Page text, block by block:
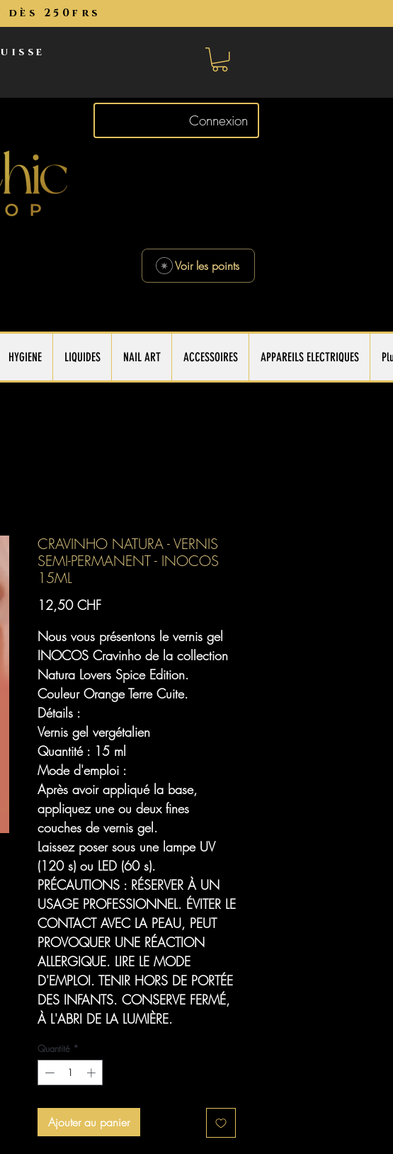
250frs
Connexion
Voir les points
HYGIENE LIQUIDES NAIL ART ACCESSOIRES APPAREILS ELECTRIQUES
CRAVINHO NATURA - VERNIS
SEMI-PERMANENT - INOCOS
15ML
12,50 CHFPrix
Nous vous présentons le vernis gel
INOCOS Cravinho de la collection
Natura Lovers Spice Edition.
Couleur Orange Terre Cuite.
Détails :
Vernis gel vergétalien
Quantité : 15 ml
Mode d'emploi :
Après avoir appliqué la base,
appliquez une ou deux fines
couches de vernis gel.
Laissez poser sous une lampe UV
(120 s) ou LED (60 s).
PRÉCAUTIONS : RÉSERVER À UN
USAGE PROFESSIONNEL. ÉVITER LE
CONTACT AVEC LA PEAU, PEUT
PROVOQUER UNE RÉACTION
ALLERGIQUE. LIRE LE MODE
D'EMPLOI. TENIR HORS DE PORTÉE
DES INFANTS. CONSERVE FERMÉ,
À L'ABRI DE LA LUMIÈRE.
Quantité *
Ajouter au panier